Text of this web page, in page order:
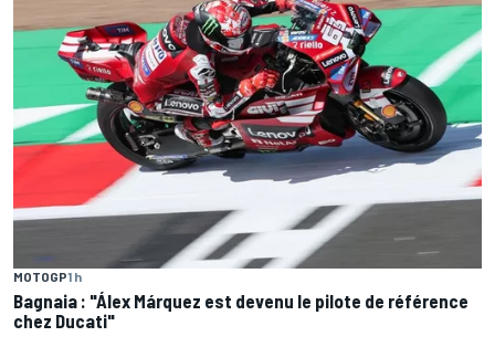
MOTOGP1 h
Bagnaia : "Álex Márquez est devenu le pilote de référence
chez Ducati"